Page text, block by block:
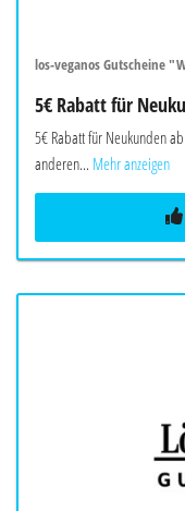
los-veganos Gutscheine
5€ Rabatt für
5€ Rabatt für Neukunden
anderen... Mehr anzeigen